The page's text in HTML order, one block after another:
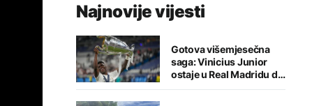
Najnovije vijesti
Gotova višemjesečna
saga: Vinicius Junior
ostaje u Real Madridu do
2032. godine